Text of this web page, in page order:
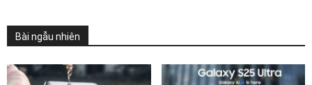
Bài ngẫu nhiên